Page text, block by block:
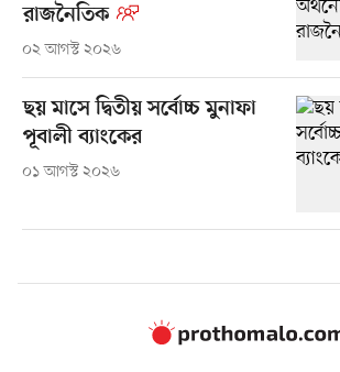
রাজনৈতিক
০২ আগস্ট ২০২৬
ছয় মাসে দ্বিতীয় সর্বোচ্চ মুনাফা
পূবালী ব্যাংকের
০১ আগস্ট ২০২৬